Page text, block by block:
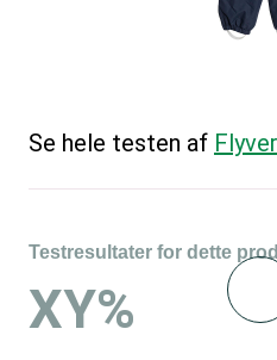
Se hele testen af
Testresultater for dette
XY%